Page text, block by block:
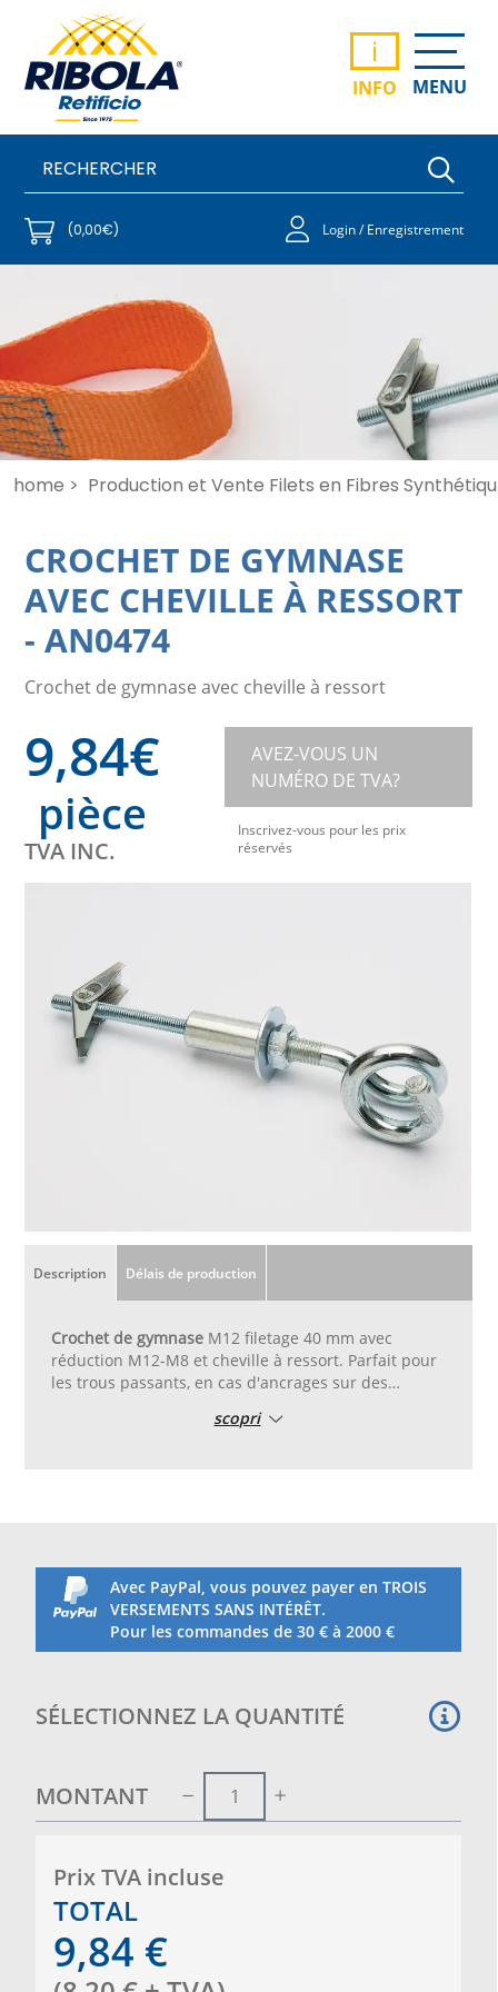
i
INFO MENU
(0,00€) Login / Enregistrement
home > Production et Vente Filets en Fibres
CROCHET DE GYMNASE
AVEC CHEVILLE À RESSORT
-AN0474
Crochet de gymnase avec cheville à ressort
9,84€
pièce
TVA INC.
AVEZ-VOUS UN
NUMÉRO DE TVA?
Inscrivez-vous pour les prix
réservés
Description Délais de production
Crochet de gymnase M12 filetage 40 mm avec
réduction M12-M8 et cheville à ressort. Parfait pour
les trous passants, en cas d'ancrages sur des
scopri
Avec PayPal, vous pouvez payer en TROIS
VERSEMENTS SANS INTÉRÊT.
Pour les commandes de 30 € à 2000 €
SÉLECTIONNEZ LA QUANTITÉ
MONTANT
Prix ​​TVA incluse
TOTAL
9,84 €